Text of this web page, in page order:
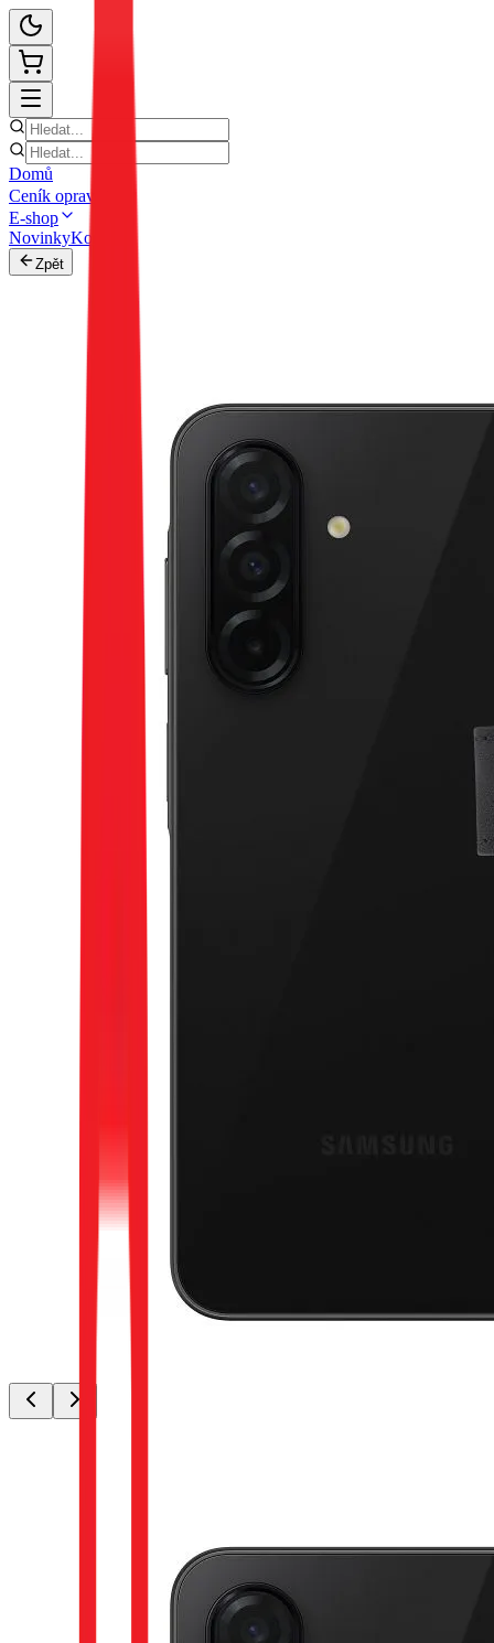
Domů
Ceník oprav
E-shop
NovinkyKontakt
Zpět